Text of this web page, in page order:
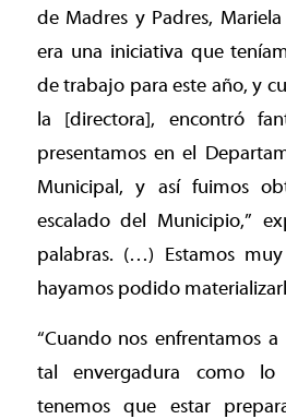
de Madres y Padres, Mariela
era una iniciativa que
de trabajo para este año, y
la [directora], encontró
presentamos en el
Municipal, y así fuimos
escalado del Municipio,”
palabras. (…) Estamos
hayamos podido
“Cuando nos enfrentamos
tal envergadura como
tenemos que estar